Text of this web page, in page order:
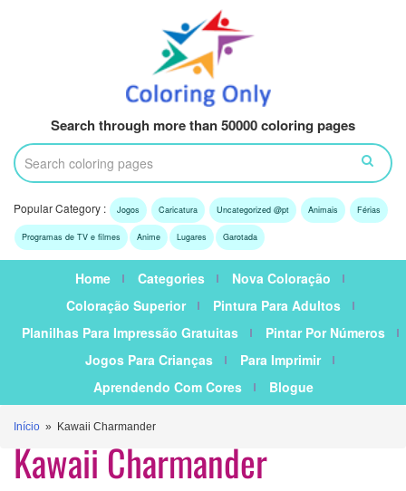
Search through more than 50000 coloring pages
Popular Category : Jogos Caricatura Uncategorized @pt Animais Férias
Programas de TV e filmes Anime Lugares Garotada
Home Categories
Nova Coloração
Coloração Superior
Pintura Para Adultos
Planilhas Para Impressão Gratuitas
Pintar Por Números
Jogos Para Crianças
Para Imprimir
Aprendendo Com Cores
Blogue
Início » Kawaii Charmander
Kawaii Charmander